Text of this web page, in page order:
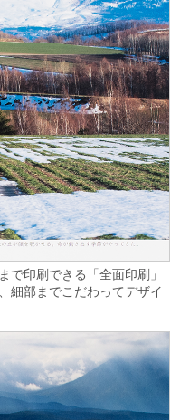
で印刷できる「全面印刷」
細部までこだわってデザイ